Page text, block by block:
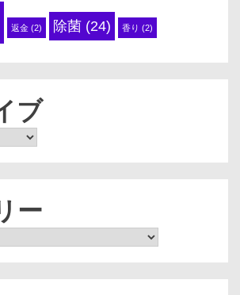
返金 (2) 除菌 (24) 香り (2)
ブ
ー